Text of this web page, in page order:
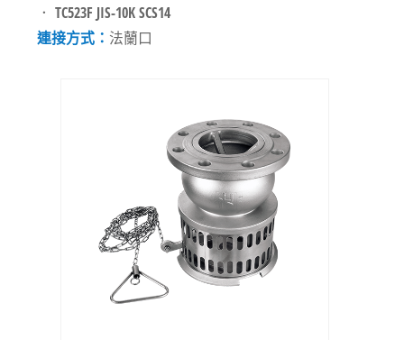
． TC523F JIS-10K SCS14
連接方式： 法蘭口